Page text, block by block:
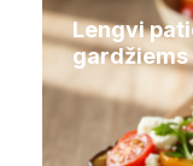
Lengvi
gardžiems